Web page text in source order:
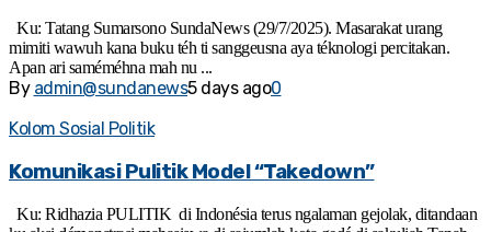
Ku: Tatang Sumarsono SundaNews (29/7/2025). Masarakat urang
mimiti wawuh kana buku téh ti sanggeusna aya téknologi percitakan.
Apan ari saméméhna mah nu ...
By admin@sundanews5 days ago0
Kolom Sosial Politik
Komunikasi Pulitik Model “Takedown”
Ku: Ridhazia PULITIK di Indonésia terus ngalaman gejolak, ditandaan